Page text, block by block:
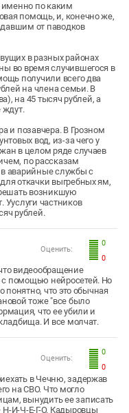
именно по каким
помощь, и, конечно же,
от паводков
в разных районах
во время случившегося в
получили всего два
на члена семьи. В
на 45 тысяч рублей, а
ждут.
и позавчера. В Грозном
вод, из-за чего у
в целом ряде случаев
по рассказам
аварийные службы с
откачки выгребных ям,
возникшую
Ууслуги частников
рублей.
0
0
Оценить:
видеообращение
помощью нейросетей. Но
понятно, что это обычная
тоже "все было
что ее убили и
И все молчат.
0
0
Оценить:
в Чечню, задержав
на СВО. Что могло
вынудить ее записать
Н-И-Ч-Е-Г-О. Кадыровцы